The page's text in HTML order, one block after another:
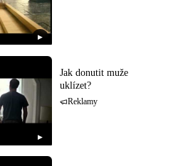
▶
▶
Jak donutit muže
uklízet?
Reklamy